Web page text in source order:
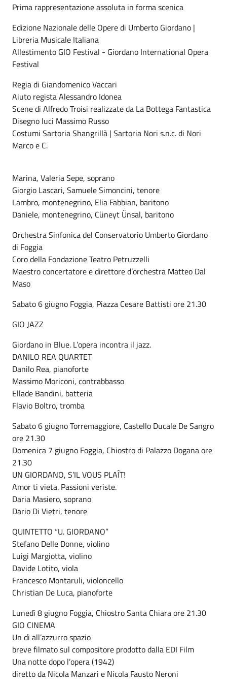
Prima rappresentazione assoluta in forma scenica
Edizione Nazionale delle Opere di Umberto Giordano |
Libreria Musicale Italiana
Allestimento GIO Festival - Giordano International Opera
Festival
Regia di Giandomenico Vaccari
Aiuto regista Alessandro Idonea
Scene di Alfredo Troisi realizzate da La Bottega Fantastica
Disegno luci Massimo Russo
Costumi Sartoria Shangrillà | Sartoria Nori s.n.c. di Nori
Marco e C.
Marina, Valeria Sepe, soprano
Giorgio Lascari, Samuele Simoncini, tenore
Lambro, montenegrino, Elia Fabbian, baritono
Daniele, montenegrino, Cüneyt Ünsal, baritono
Orchestra Sinfonica del Conservatorio Umberto Giordano
di Foggia
Coro della Fondazione Teatro Petruzzelli
Maestro concertatore e direttore d’orchestra Matteo Dal
Maso
Sabato 6 giugno Foggia, Piazza Cesare Battisti ore 21.30
GIO JAZZ
Giordano in Blue. L’opera incontra il jazz.
DANILO REA QUARTET
Danilo Rea, pianoforte
Massimo Moriconi, contrabbasso
Ellade Bandini, batteria
Flavio Boltro, tromba
Sabato 6 giugno Torremaggiore, Castello Ducale De Sangro
ore 21.30
Domenica 7 giugno Foggia, Chiostro di Palazzo Dogana ore
21.30
UN GIORDANO, S’IL VOUS PLAÎT!
Amor ti vieta. Passioni veriste.
Daria Masiero, soprano
Dario Di Vietri, tenore
QUINTETTO “U. GIORDANO”
Stefano Delle Donne, violino
Luigi Margiotta, violino
Davide Lotito, viola
Francesco Montaruli, violoncello
Christian De Luca, pianoforte
Lunedì 8 giugno Foggia, Chiostro Santa Chiara ore 21.30
GIO CINEMA
Un dì all’azzurro spazio
breve filmato sul compositore prodotto dalla EDI Film
Una notte dopo l’opera (1942)
diretto da Nicola Manzari e Nicola Fausto Neroni